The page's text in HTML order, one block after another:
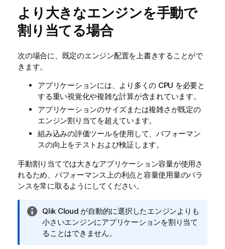
より大きなエンジンを手動で
割り当てる場合
次の場合に、既定のエンジン配置を上書きすることがで
きます。
アプリケーションには、より多くの CPU を必要と
する重い視覚化や複雑な計算が含まれています。
アプリケーションのサイズまたは複雑さが既定の
エンジン割り当てを超えています。
組み込みの評価ツールを使用して、パフォーマン
スの向上をテストおよび検証します。
手動割り当てでは大きなアプリケーション容量が使用さ
れるため、パフォーマンス上の利点と容量使用量のバラ
ンスを常に取るようにしてください。
情
報
メ
Qlik Cloud が自動的に選択したエンジンよりも
小さいエンジンにアプリケーションを割り当て
ることはできません。